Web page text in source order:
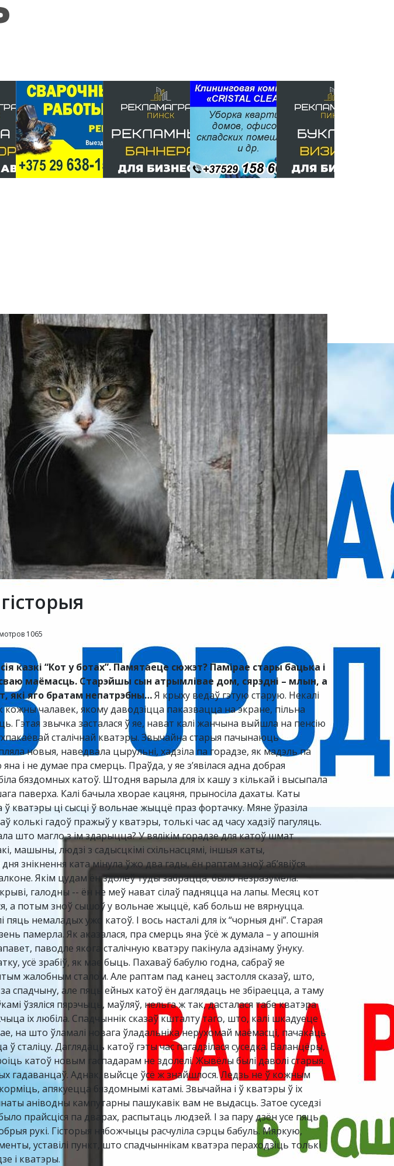
1065
казкі “Кот у ботах”. Памятаеце сюжэт? Памірае стары бацька і
маёмасць. Старэйшы сын атрымлівае дом, сярэдні – млын, а
які яго братам непатрэбны…Я крыху ведаў гэтую старую. Некалі
кожны чалавек, якому даводзіцца паказвацца на экране, пільна
Гэтая звычка засталася ў яе, нават калі жанчына выйшла на пенсію
сталічнай кватэры. Звычайна старыя пачынаюць
новыя, наведвала цырульні, хадзіла па горадзе, як мадэль па
і не думае пра смерць. Праўда, у яе з’явілася адна добрая
бяздомных катоў. Штодня варыла для іх кашу з кількай і высыпала
паверха. Калі бачыла хворае кацяня, прыносіла дахаты. Каты
ў кватэры ці сысці ў вольнае жыццё праз фортачку. Мяне ўразіла
колькі гадоў пражыў у кватэры, толькі час ад часу хадзіў пагуляць.
што магло з ім здарыцца? У вялікім горадзе для катоў шмат
машыны, людзі з садысцкімі схільнасцямі, іншыя каты,
знікнення ката мінула ўжо два гады, ён раптам зноў аб’явіўся.
Якім цудам ён здолеў туды забрацца, было незразумела.
галодны -- ён не меў нават сілаў падняцца на лапы. Месяц кот
а потым зноў сышоў у вольнае жыццё, каб больш не вярнуцца.
немаладых ужо катоў. І вось насталі для іх “чорныя дні”. Старая
памерла. Як аказалася, пра смерць яна ўсё ж думала – у апошнія
паводле якога сталічную кватэру пакінула адзінаму ўнуку.
усё зрабіў, як мае быць. Пахаваў бабулю годна, сабраў яе
жалобным сталом. Але раптам пад канец застолля сказаў, што,
спадчыну, але пяць ейных катоў ён даглядаць не збіраецца, а таму
ўзяліся пярэчыць, маўляў, нельга ж так, дасталася табе кватэра
іх любіла. Спадчыннік сказаў кшталту таго, што, калі шкадуеце
на што ўламалі новага ўладальніка нерухомай маёмасці, пачакаць
сталіцу. Даглядаць катоў гэты час пагадзілася суседка. Валанцёры,
катоў новым гаспадарам не здолелі. Жывёлы былі даволі старыя.
гадаванцаў. Аднак, выйсце ўсё ж знайшлося. Ледзь не ў кожным
апякуецца бяздомнымі катамі. Звычайна і ў кватэры ў іх
аніводны кампутарны пашукавік вам не выдасць. Затое суседзі
прайсціся па дварах, распытаць людзей. І за пару дзён усе пяць
рукі. Гісторыя нябожчыцы расчуліла сэрцы бабуль. Мяркую,
уставілі пункт, што спадчыннікам кватэра пераходзіць толькі
і кватэры.